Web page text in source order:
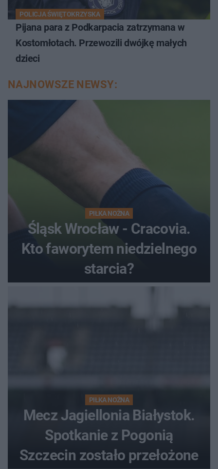
POLICJA ŚWIĘTOKRZYSKA
Pijana para z Podkarpacia zatrzymana w
Kostomłotach. Przewozili dwójkę małych
dzieci
NAJNOWSZE NEWSY:
PIŁKA NOŻNA
Śląsk Wrocław - Cracovia.
Kto faworytem niedzielnego
starcia?
PIŁKA NOŻNA
Mecz Jagiellonia Białystok.
Spotkanie z Pogonią
Szczecin zostało przełożone